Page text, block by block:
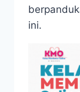
ini.